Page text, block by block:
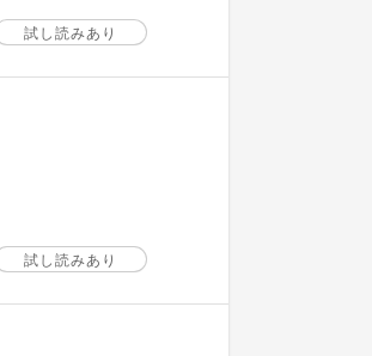
試し読みあり
試し読みあり